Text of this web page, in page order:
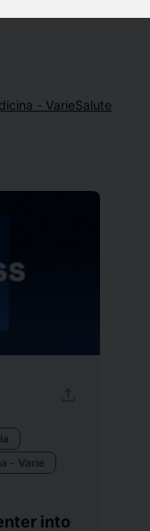
- VarieSalute
upload
- Varie
into